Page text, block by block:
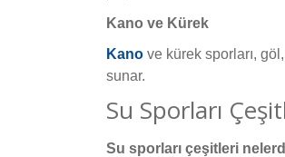
Kano ve Kürek
Kano ve kürek sporları,
sunar.
Su Sporları
Su sporları çeşitleri